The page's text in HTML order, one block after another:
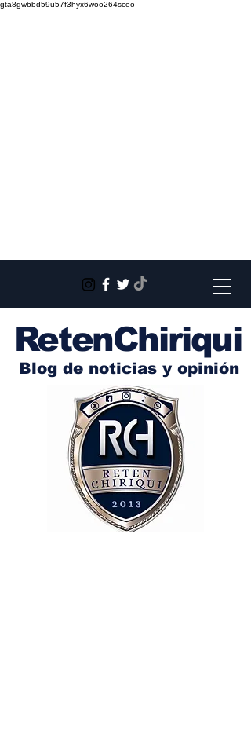
gta8gwbbd59u57f3hyx6woo264sceo
RetenChiriqui
Blog de noticias y opinión